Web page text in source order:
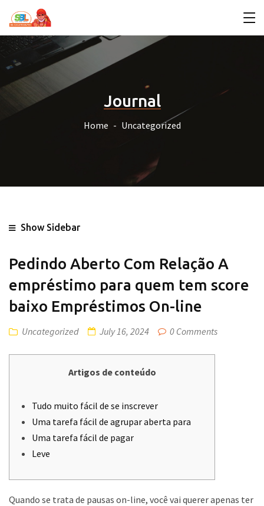
Journal
Home Uncategorized
Show Sidebar
Pedindo Aberto Com Relação A
empréstimo para quem tem score
baixo Empréstimos On-line
Uncategorized July 16, 2024 0 Comments
Artigos de conteúdo
Tudo muito fácil de se inscrever
Uma tarefa fácil de agrupar aberta para
Uma tarefa fácil de pagar
Leve
Quando se trata de pausas on-line, você vai querer apenas ter